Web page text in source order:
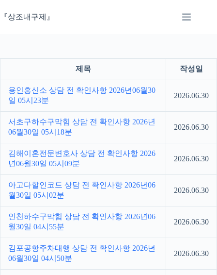
문『상조내구제』
제목 작성일
용인흥신소 상담 전 확인사항 2026년06월30
일 05시23분
2026.06.30
서초구하수구막힘 상담 전 확인사항 2026년
06월30일 05시18분
2026.06.30
김해이혼전문변호사 상담 전 확인사항 2026
년06월30일 05시09분
2026.06.30
아고다할인코드 상담 전 확인사항 2026년06
월30일 05시02분
2026.06.30
인천하수구막힘 상담 전 확인사항 2026년06
월30일 04시55분
2026.06.30
김포공항주차대행 상담 전 확인사항 2026년
06월30일 04시50분
2026.06.30